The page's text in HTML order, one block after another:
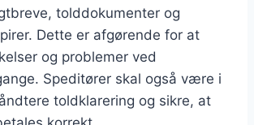
tolddokumenter og
Dette er afgørende for at
og problemer ved
Speditører skal også være i
toldklarering og sikre, at